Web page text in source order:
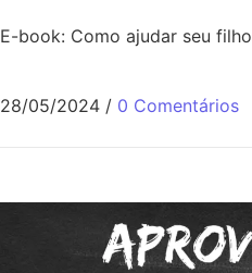
E-book: Como ajudar seu
28/05/2024 / 0 Comentários